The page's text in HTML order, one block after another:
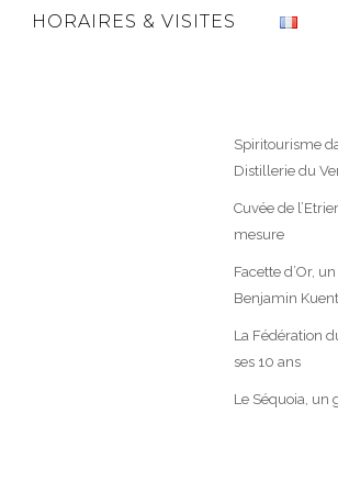
HORAIRES & VISITES
Spiritourisme
Distillerie du
Cuvée de
mesure
Facette d’Or,
Benjamin
La Fédération
ses 10 ans
Le Séquoia, un